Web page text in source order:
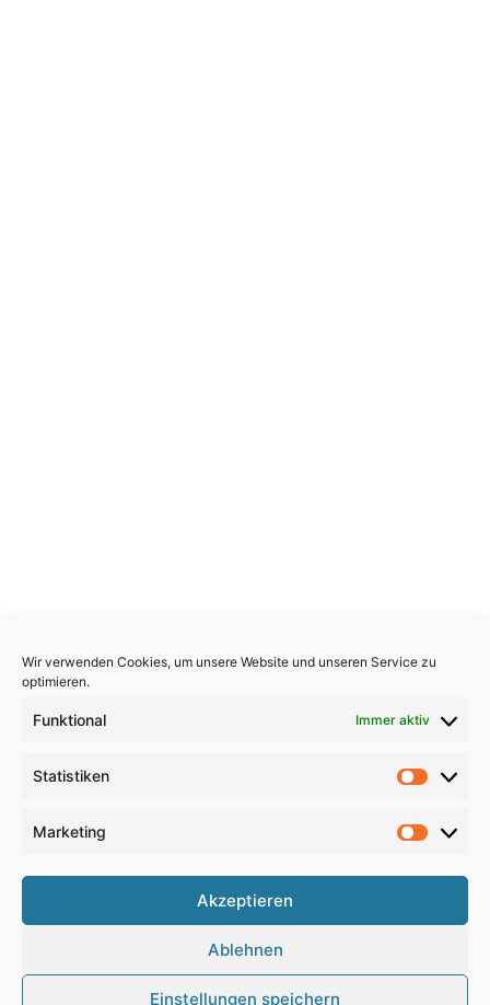
Wir verwenden Cookies, um unsere Website und unseren Service zu
optimieren.
Funktional Immer aktiv
Statistiken
Marketing
Akzeptieren
Ablehnen
Einstellungen speichern
Copyright 2026, All Rights Reserved
Haftungsausschluss